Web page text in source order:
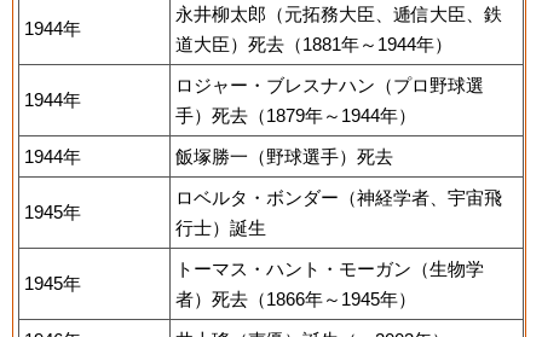
1944年
永井柳太郎（元拓務大臣、逓信大臣、鉄
道大臣）死去（1881年～1944年）
1944年
ロジャー・ブレスナハン（プロ野球選
手）死去（1879年～1944年）
1944年
飯塚勝一（野球選手）死去
1945年
ロベルタ・ボンダー（神経学者、宇宙飛
行士）誕生
1945年
トーマス・ハント・モーガン（生物学
者）死去（1866年～1945年）